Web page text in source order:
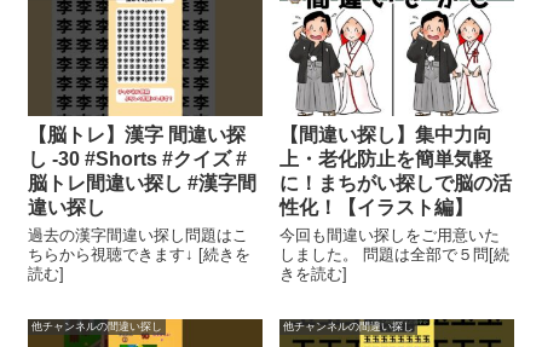
【脳トレ】漢字 間違い探
し -30 #Shorts #クイズ #
脳トレ間違い探し #漢字間
違い探し
過去の漢字間違い探し問題はこ
ちらから視聴できます↓ [続きを
読む]
【間違い探し】集中力向
上・老化防止を簡単気軽
に！まちがい探しで脳の活
性化！【イラスト編】
今回も間違い探しをご用意いた
しました。 問題は全部で５問[続
きを読む]
他チャンネルの間違い探し 他チャンネルの間違い探し